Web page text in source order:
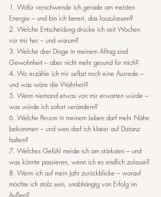
1. Wofür verschwende ich gerade am meisten
Energie – und bin ich bereit, das loszulassen?
2. Welche Entscheidung drücke ich seit Wochen
vor mir her – und warum?
3. Welche drei Dinge in meinem Alltag sind
Gewohnheit – aber nicht mehr gesund für mich?
4. Wo erzähle ich mir selbst noch eine Ausrede –
und was wäre die Wahrheit?
5. Wenn niemand etwas von mir erwarten würde –
was würde ich sofort verändern?
6. Welche Person in meinem Leben darf mehr Nähe
bekommen – und wen darf ich klarer auf Distanz
halten?
7. Welches Gefühl meide ich am stärksten – und
was könnte passieren, wenn ich es endlich zulasse?
8. Wenn ich auf mein Jahr zurückblicke – worauf
möchte ich stolz sein, unabhängig von Erfolg im
Außen?